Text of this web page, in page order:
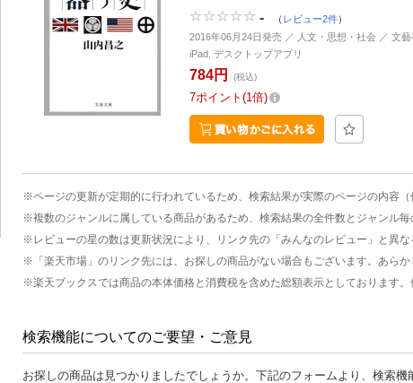
- （ レビュー2件）
2016年06月24日発売 ／ 人文・思想・社会 ／ 文
iPad, デスクトップアプリ
784円 (税込)
7ポイント 1倍
※ページの更新が定期的に行われているため、検索結果が実際のページの内容
※複数のジャンルに属している商品があるため、検索結果の全件数とジャンル毎
※レビューの星の数は更新状況により、リンク先の「みんなのレビュー」と異な
※「楽天市場」のリンク先には、お探しの商品がない場合もございます。あら
※楽天ブックスでは商品の本体価格と消費税を含めた総額表示としております。
検索機能についてのご要望・ご意見
お探しの商品は見つかりましたでしょうか。下記のフォームより、検索機